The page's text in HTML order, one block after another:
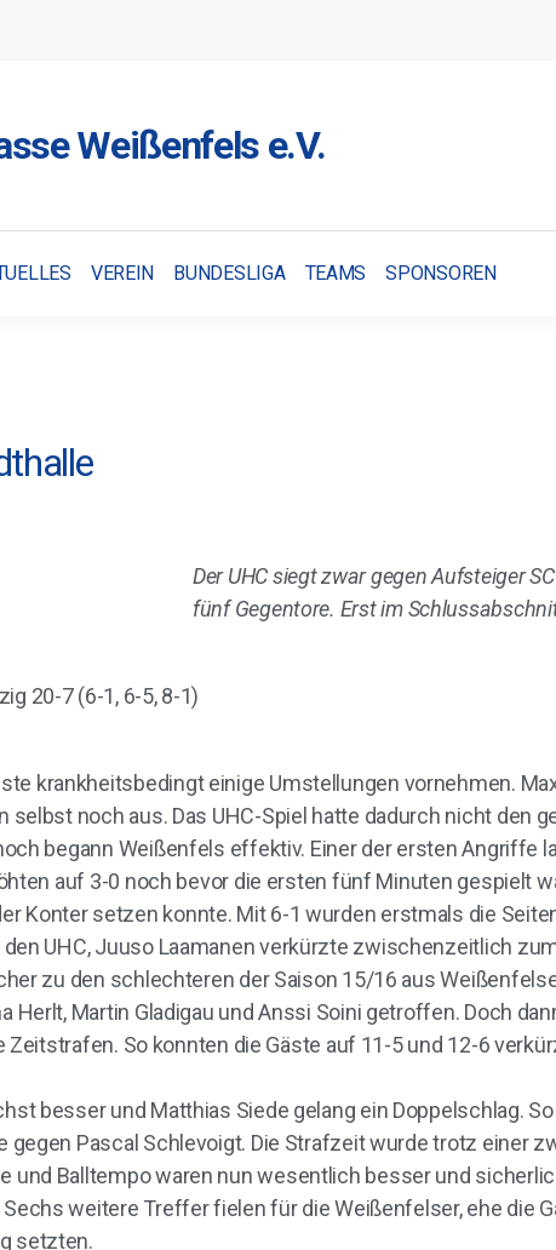
Weißenfels e.V.
VEREIN BUNDESLIGA TEAMS SPONSOREN
Der UHC siegt zwar gegen Aufsteiger
fünf Gegentore. Erst im
20-7 (6-1, 6-5, 8-1)
krankheitsbedingt einige Umstellungen vornehmen.
selbst noch aus. Das UHC-Spiel hatte dadurch nicht den
begann Weißenfels effektiv. Einer der ersten Angriffe
auf 3-0 noch bevor die ersten fünf Minuten gespielt
Konter setzen konnte. Mit 6-1 wurden erstmals die
UHC, Juuso Laamanen verkürzte zwischenzeitlich
zu den schlechteren der Saison 15/16 aus
Herlt, Martin Gladigau und Anssi Soini getroffen. Doch
So konnten die Gäste auf 11-5 und 12-6
besser und Matthias Siede gelang ein Doppelschlag.
Pascal Schlevoigt. Die Strafzeit wurde trotz einer
und Balltempo waren nun wesentlich besser und
weitere Treffer fielen für die Weißenfelser, ehe die
setzten.